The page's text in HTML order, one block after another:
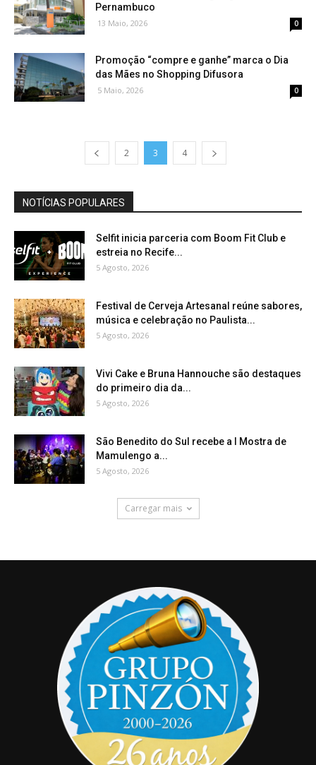
Pernambuco
13 Maio, 2026 0
Promoção “compre e ganhe” marca o Dia
das Mães no Shopping Difusora
5 Maio, 2026 0
2 3 4
NOTÍCIAS POPULARES
Selfit inicia parceria com Boom Fit Club e
estreia no Recife...
5 Agosto, 2026
Festival de Cerveja Artesanal reúne sabores,
música e celebração no Paulista...
5 Agosto, 2026
Vivi Cake e Bruna Hannouche são destaques
do primeiro dia da...
5 Agosto, 2026
São Benedito do Sul recebe a I Mostra de
Mamulengo a...
5 Agosto, 2026
Carregar mais